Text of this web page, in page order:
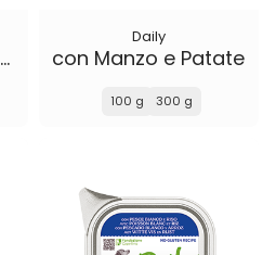
con Agnello e Patate
Daily
con Manzo e Patate
100 g 300 g